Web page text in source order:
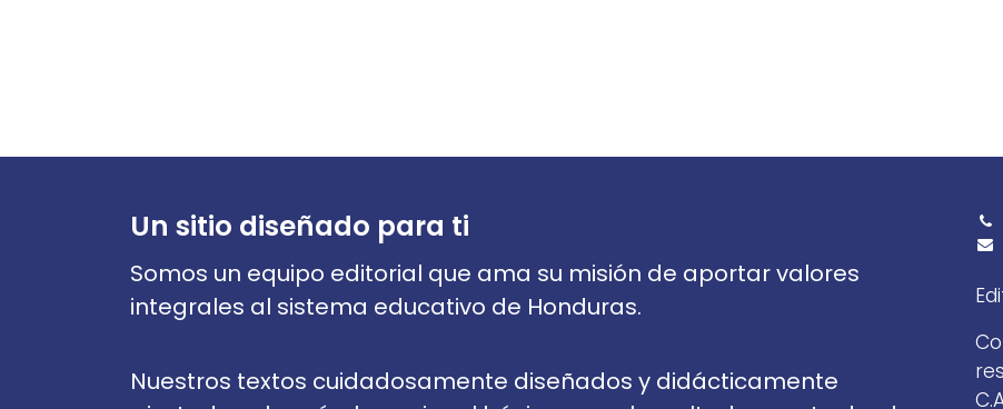
Un sitio diseñado para ti
Somos un equipo editorial que ama su misión de aportar valores
integrales al sistema educativo de Honduras.
Nuestros textos cuidadosamente diseñados y didácticamente